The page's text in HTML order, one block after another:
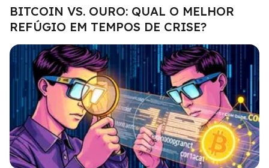
BITCOIN VS. OURO: QUAL O MELHOR
REFÚGIO EM TEMPOS DE CRISE?